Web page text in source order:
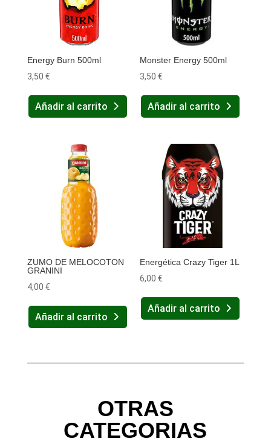
Energy Burn 500ml
3,50 €
Añadir al carrito
Monster Energy 500ml
3,50€
Añadir al carrito
ZUMO DE MELOCOTON
GRANINI
4,00 €
Añadir al carrito
Energética Crazy Tiger 1L
6,00€
Añadir al carrito
OTRAS
CATEGORIAS